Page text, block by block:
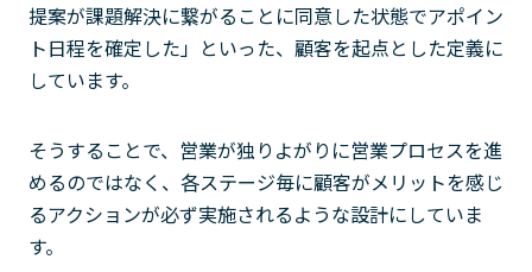
提案が課題解決に繋がることに同意した状態でアポイン
ト日程を確定した」といった、顧客を起点とした定義に
しています。
そうすることで、営業が独りよがりに営業プロセスを進
めるのではなく、各ステージ毎に顧客がメリットを感じ
るアクションが必ず実施されるような設計にしていま
す。